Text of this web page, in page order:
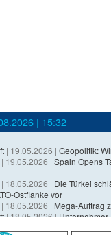
| 15:32
| 19.05.2026 | Geopolitik:
| 19.05.2026 | Spain Opens
| 18.05.2026 | Die Türkei
Ostflanke vor
| 18.05.2026 | Mega-Auftrag
| 18.05.2026 |